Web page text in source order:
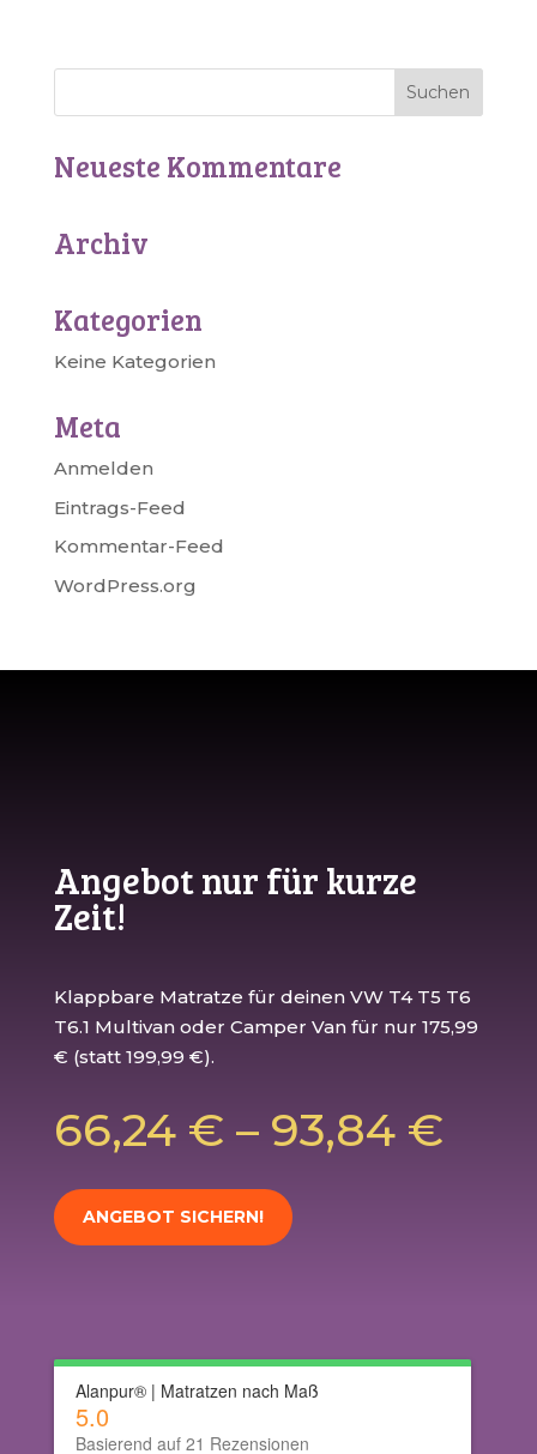
Neueste Kommentare
Archiv
Kategorien
Keine Kategorien
Meta
Anmelden
Eintrags-Feed
Kommentar-Feed
WordPress.org
Angebot nur für kurze
Zeit!
Klappbare Matratze für deinen VW T4 T5 T6
T6.1 Multivan oder Camper Van für nur 175,99
€ (statt 199,99 €).
66,24 € – 93,84 €
ANGEBOT SICHERN!
Alanpur® | Matratzen nach Maß
5.0
Basierend auf 21 Rezensionen